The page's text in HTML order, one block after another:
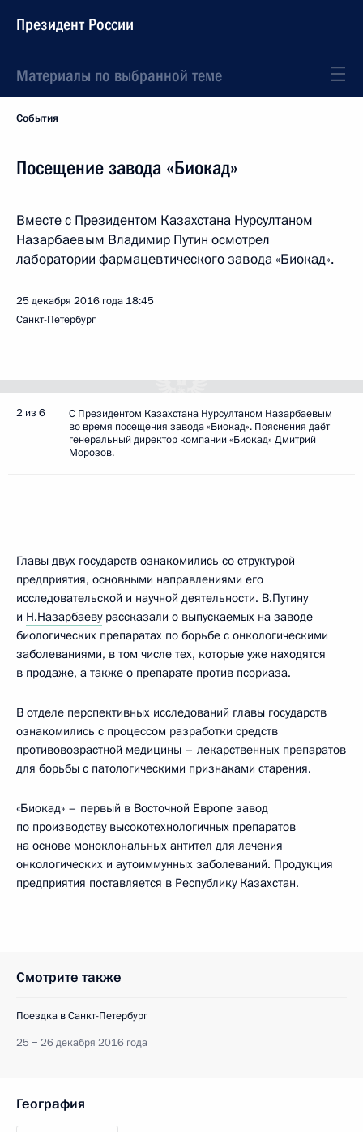
Президент России
Материалы по выбранной теме
События
Посещение завода «Биокад»
Вместе с Президентом Казахстана Нурсултаном
Назарбаевым Владимир Путин осмотрел
лаборатории фармацевтического завода «Биокад».
25 декабря 2016 года 18:45
Санкт-Петербург
2 из 6
С Президентом Казахстана Нурсултаном Назарбаевым
во время посещения завода «Биокад». Пояснения даёт
генеральный директор компании «Биокад» Дмитрий
Морозов.
Главы двух государств ознакомились со структурой
предприятия, основными направлениями его
исследовательской и научной деятельности. В.Путину
и Н.Назарбаевурассказали о выпускаемых на заводе
биологических препаратах по борьбе с онкологическими
заболеваниями, в том числе тех, которые уже находятся
в продаже, а также о препарате против псориаза.
В отделе перспективных исследований главы государств
ознакомились с процессом разработки средств
противовозрастной медицины – лекарственных препаратов
для борьбы с патологическими признаками старения.
«Биокад» – первый в Восточной Европе завод
по производству высокотехнологичных препаратов
на основе моноклональных антител для лечения
онкологических и аутоиммунных заболеваний. Продукция
предприятия поставляется в Республику Казахстан.
Смотрите также
Поездка в Санкт-Петербург
25 − 26 декабря 2016 года
География